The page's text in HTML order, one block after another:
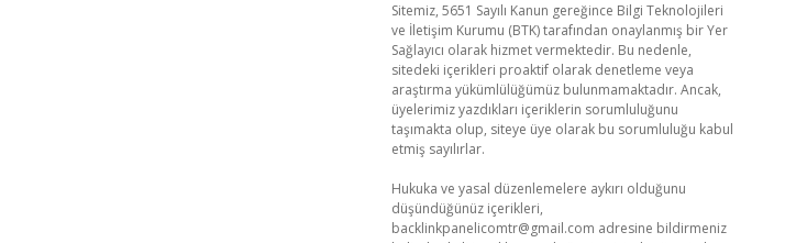
Sitemiz, 5651 Sayılı Kanun gereğince Bilgi Teknolojileri
ve İletişim Kurumu (BTK) tarafından onaylanmış bir Yer
Sağlayıcı olarak hizmet vermektedir. Bu nedenle,
sitedeki içerikleri proaktif olarak denetleme veya
araştırma yükümlülüğümüz bulunmamaktadır. Ancak,
üyelerimiz yazdıkları içeriklerin sorumluluğunu
taşımakta olup, siteye üye olarak bu sorumluluğu kabul
etmiş sayılırlar.
Hukuka ve yasal düzenlemelere aykırı olduğunu
düşündüğünüz içerikleri,
backlinkpanelicomtr@gmail.com adresine bildirmeniz